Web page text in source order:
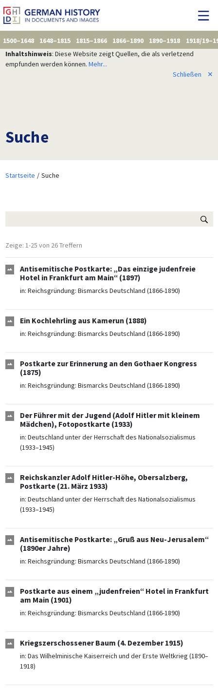
1500–1648 1648–1815 1815–1866 1866–1890 1890–1918
1918/
Inhaltshinweis: Diese Website zeigt Quellen, die als verletzend
empfunden werden können. Mehr...
Schließen
✕
Suche
Startseite Suche
Zeige: 1-25 von 26 Treffern
Antisemitische Postkarte: „Das einzige judenfreie
Hotel in Frankfurt am Main“ (1897)
in: Reichsgründung: Bismarcks Deutschland (1866-1890)
Ein Kochlehrling aus Kamerun (1888)
in: Reichsgründung: Bismarcks Deutschland (1866-1890)
Postkarte zur Erinnerung an den Gothaer Kongress
(1875)
in: Reichsgründung: Bismarcks Deutschland (1866-1890)
Der Führer mit der Jugend (Adolf Hitler mit kleinem
Mädchen), Fotopostkarte (1933)
in: Deutschland unter der Herrschaft des Nationalsozialismus
(1933–1945)
Reichskanzler Adolf Hitler-Höhe, Obersalzberg,
Postkarte (21. März 1933)
in: Deutschland unter der Herrschaft des Nationalsozialismus
(1933–1945)
Antisemitische Postkarte: „Gruß aus Neu-Jerusalem“
(1890er Jahre)
in: Reichsgründung: Bismarcks Deutschland (1866-1890)
Postkarte aus einem „judenfreien“ Hotel in Frankfurt
am Main (1901)
in: Reichsgründung: Bismarcks Deutschland (1866-1890)
Kriegszerschossener Baum (4. Dezember 1915)
in: Das Wilhelminische Kaiserreich und der Erste Weltkrieg (1890–
1918)